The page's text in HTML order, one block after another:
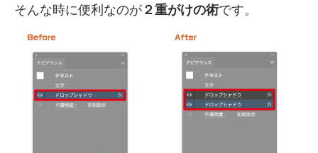
そんな時に便利なのが２重がけの術です。